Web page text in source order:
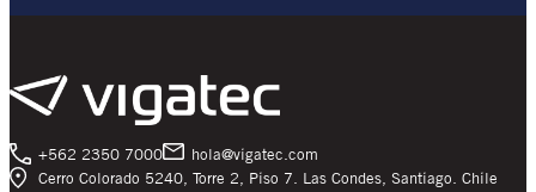
+562 2350 7000
hola@vigatec.com
Cerro Colorado 5240, Torre 2, Piso 7. Las Condes, Santiago. Chile